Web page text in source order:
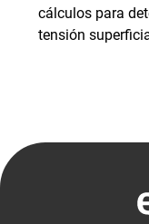
cálculos para
tensión